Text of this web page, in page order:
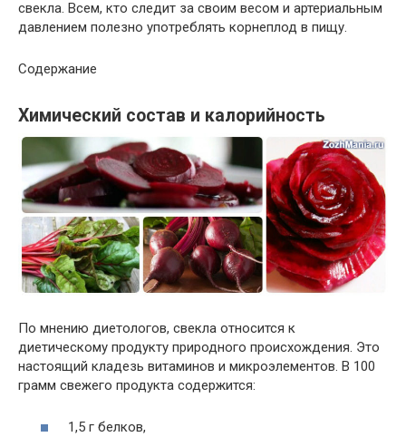
свекла. Всем, кто следит за своим весом и артериальным
давлением полезно употреблять корнеплод в пищу.
Содержание
Химический состав и калорийность
По мнению диетологов, свекла относится к
диетическому продукту природного происхождения. Это
настоящий кладезь витаминов и микроэлементов. В 100
грамм свежего продукта содержится:
1,5 г белков,